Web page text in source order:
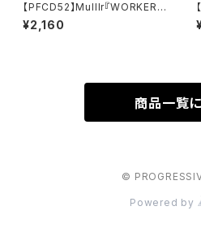
【PFCD52】Mulllr『WORKER
S』
¥2,160
商品一覧
©
Powered by